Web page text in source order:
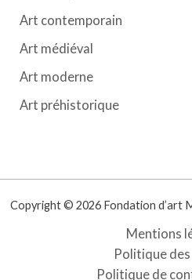
Art contemporain
Art médiéval
Art moderne
Art préhistorique
Copyright © 2026 Fondation d’art
Mentions
Politique
Politique de